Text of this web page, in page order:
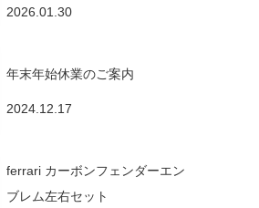
2026.01.30
年末年始休業のご案内
2024.12.17
ferrari カーボンフェンダーエン
ブレム左右セット